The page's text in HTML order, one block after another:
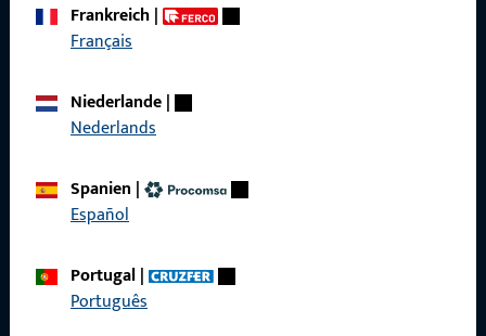
Frankreich|
Français
Niederlande|
Nederlands
Spanien |
Español
Portugal|
Português
Karriere
Produktkatalog